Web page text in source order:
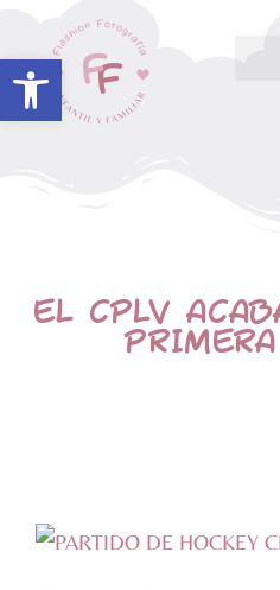
Abrir barra de
EL CPLV